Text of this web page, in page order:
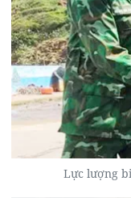
Lực lượng